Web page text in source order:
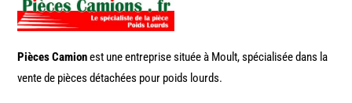
Pièces Camionest une entreprise située à Moult, spécialisée dans la
vente de pièces détachées pour poids lourds.